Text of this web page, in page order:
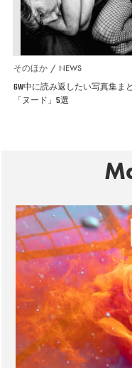
そのほか NEWS
GW中に読み返したい写真集ま
「ヌード」5選